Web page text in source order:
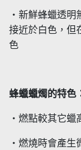
・新鮮蜂蠟透
接近於白色，但
色
蜂蠟蠟燭的特色
・燃點較其它蠟
・燃燒時會產